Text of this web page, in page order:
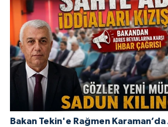
Bakan Tekin'e Rağmen